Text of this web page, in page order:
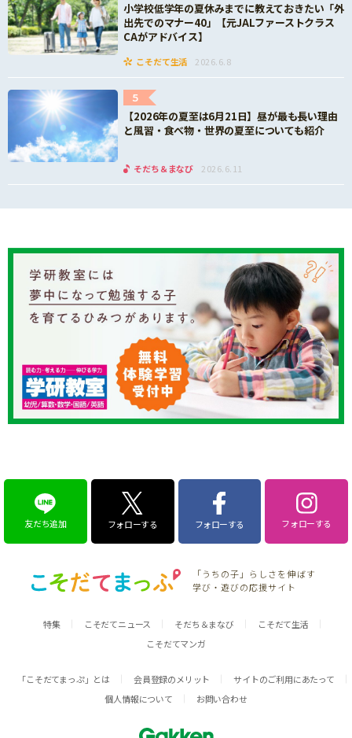
小学校低学年の夏休みまでに教えておきたい「外
出先でのマナー40」【元JALファーストクラス
CAがアドバイス】
こそだて生活 2026.6.8
5
【2026年の夏至は6月21日】昼が最も長い理由
と風習・食べ物・世界の夏至についても紹介
そだち＆まなび 2026.6.11
友だち追加 フォローする フォローする フォローする
「うちの子」らしさを伸ばす
学び・遊びの応援サイト
特集 こそだてニュース そだち＆まなび
こそだて生活
こそだてマンガ
「こそだてまっぷ」とは 会員登録のメリット
サイトのご利用にあたって
個人情報について
お問い合わせ